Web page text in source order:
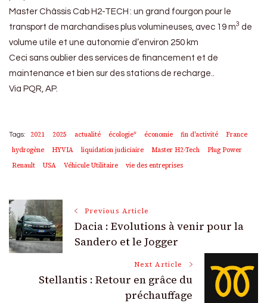
Master Châssis Cab H2-TECH : un grand fourgon pour le
transport de marchandises plus volumineuses, avec 19 m3 de
volume utile et une autonomie d’environ 250 km
Ceci sans oublier des services de financement et de
maintenance et bien sur des stations de recharge..
Via PQR, AP.
Tags: 2021 2025 actualité écologie* économie fin d'activité
France
hydrogène
HYVIA liquidation judiciaire Master H2-Tech
Plug Power
Renault
USA Véhicule Utilitaire vie des entreprises
Post
Navigation
Previous Article
Dacia : Evolutions à venir pour la
Sandero et le Jogger
Next Article
Stellantis : Retour en grâce du
préchauffage